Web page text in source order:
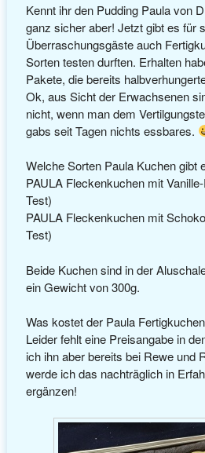
Kennt ihr den Pudding Paula von
ganz sicher aber! Jetzt gibt es für
Überraschungsgäste auch
Sorten testen durften. Erhalten
Pakete, die bereits
Ok, aus Sicht der Erwachsenen
nicht, wenn man dem
gabs seit Tagen nichts essbares.
Welche Sorten Paula Kuchen gibt
PAULA Fleckenkuchen mit
Test)
PAULA Fleckenkuchen mit
Test)
Beide Kuchen sind in der
ein Gewicht von 300g.
Was kostet der Paula
Leider fehlt eine Preisangabe in
ich ihn aber bereits bei Rewe und
werde ich das nachträglich in
ergänzen!